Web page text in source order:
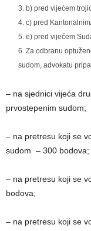
b) pred vijećem
c) pred
e) pred vijećem
Za odbranu
sudom, advokatu
– na sjednici vijeća
prvostepenim sudom;
– na pretresu koji se
sudom – 300 bodova;
– na pretresu koji se
bodova;
– na pretresu koji se